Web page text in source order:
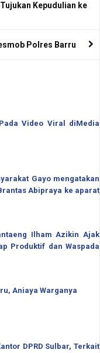
Kepudulian ke
Polres Barru
Video Viral diMedia
Gayo mengatakan
Abipraya ke aparat
Ilham Azikin Ajak
Produktif dan Waspada
Aniaya Warganya
DPRD Sulbar, Terkait